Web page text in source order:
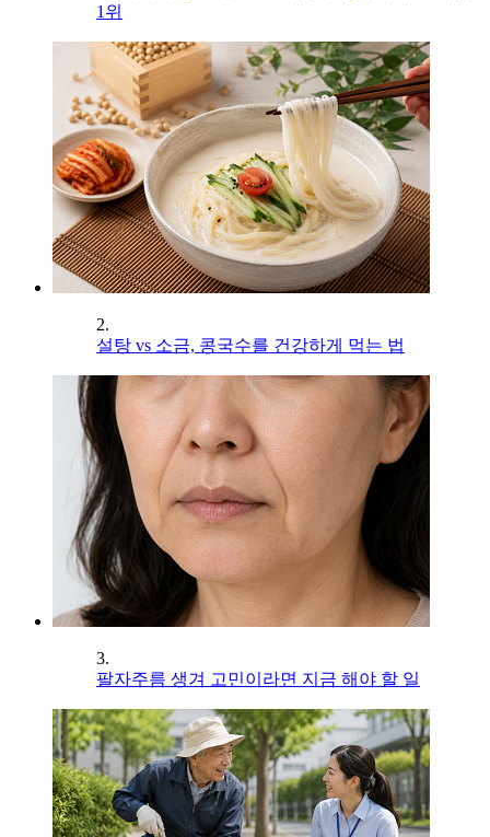
1위
2.
설탕 vs 소금, 콩국수를 건강하게 먹는 법
3.
팔자주름 생겨 고민이라면 지금 해야 할 일